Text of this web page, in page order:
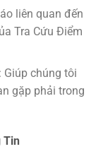
liên quan đến
Tra Cứu Điểm
Giúp chúng tôi
gặp phải trong
Tin